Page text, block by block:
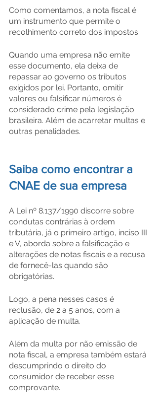
Como comentamos, a nota fiscal é
um instrumento que permite o
recolhimento correto dos impostos.
Quando uma empresa não emite
esse documento, ela deixa de
repassar ao governo os tributos
exigidos por lei. Portanto, omitir
valores ou falsificar números é
considerado crime pela legislação
brasileira. Além de acarretar multas e
outras penalidades.
Saiba como encontrar a
CNAE de sua empresa
A Lei nº 8.137/1990 discorre sobre
condutas contrárias à ordem
tributária, já o primeiro artigo, inciso III
e V, aborda sobre a falsificação e
alterações de notas fiscais e a recusa
de fornecê-las quando são
obrigatórias.
Logo, a pena nesses casos é
reclusão, de 2 a 5 anos, com a
aplicação de multa.
Além da multa por não emissão de
nota fiscal, a empresa também estará
descumprindo o direito do
consumidor de receber esse
comprovante.